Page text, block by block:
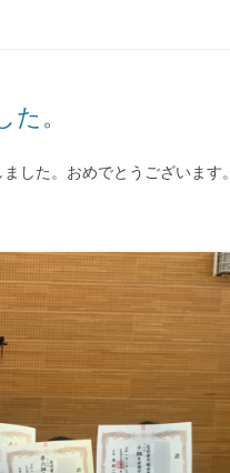
。
した。おめでとうございます。